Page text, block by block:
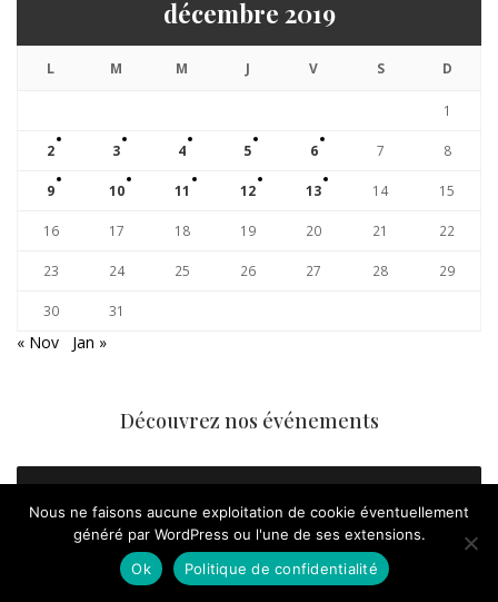
décembre 2019
L M M J V S D
1
2 3 4 5 6 7 8
9 10 11 12 13 14 15
16 17 18 19 20 21 22
23 24 25 26 27 28 29
30 31
« Nov Jan »
Découvrez nos événements
Suivez nous !
Nous ne faisons aucune exploitation de cookie éventuellement
généré par WordPress ou l'une de ses extensions.
Ok
Politique de confidentialité